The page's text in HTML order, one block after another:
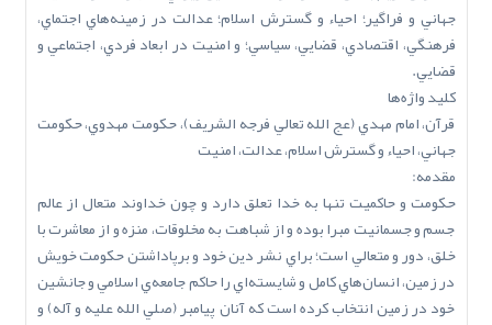
جهاني و فراگير؛ احياء و گسترش اسلام؛ عدالت در زمينه‌هاي اجتماي،
فرهنگي، اقتصادي، قضايي، سياسي؛ و امنيت در ابعاد فردي، اجتماعي و
قضايي.
کليد واژه‌ها
قرآن، امام مهدي (عج ‌الله‌ تعالي‌ فرجه ‌الشريف)، حکومت مهدوي، حکومت
جهاني، احياء و گسترش اسلام، عدالت، امنيت
مقدمه:
حکومت و حاکميت تنها به خدا تعلق دارد و چون خداوند متعال از عالم
جسم و جسمانيت مبرا بوده و از شباهت به مخلوقات، منزه و از معاشرت با
خلق، دور و متعالي است؛ براي نشر دين خود و برپاداشتن حکومت خويش
در زمين، انسان‌هاي کامل و شايسته‌اي را حاکم جامعه‌ي اسلامي و جانشين
خود در زمين انتخاب کرده است که آنان پيامبر (صلي ‌الله‌ عليه‌ و آله) و